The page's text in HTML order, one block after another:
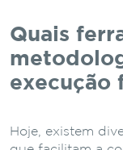
Quais
execução
Hoje, existem